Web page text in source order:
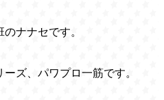
ナナセです。
ズ、パワプロ一筋です。